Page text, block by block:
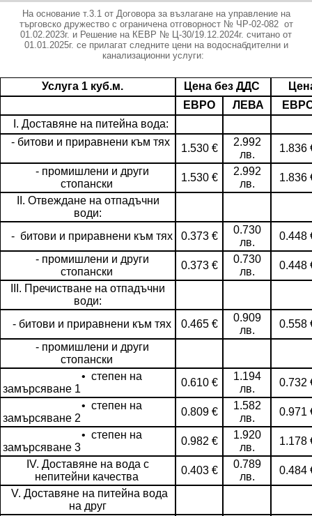
На основание т.3.1 от Договора за възлагане на управление на
търговско дружество с ограничена отговорност № ЧР-02-082 от
01.02.2023г. и Решение на КЕВР № Ц-30/19.12.2024г. считано от
01.01.2025г. се прилагат следните цени на водоснабдителни и
канализационни услуги:
Услуга 1 куб.м. Цена без ДДС
ЕВРО
ЛЕВА
I. Доставяне на питейна вода:
- битови и приравнени към тях
1.530 €
2.992
лв.
1.836
- промишлени и други
стопански
1.530 €
2.992
лв.
1.836
II. Отвеждане на отпадъчни
води:
- битови и приравнени към тях
0.373 €
0.730
лв.
0.448
- промишлени и други
стопански
0.373 €
0.730
лв.
0.448
III. Пречистване на отпадъчни
води:
- битови и приравнени към тях
0.465 €
0.909
лв.
0.558
- промишлени и други
стопански
• степен на
замърсяване 1
0.610 €
1.194
лв.
0.732
• степен на
замърсяване 2
0.809 €
1.582
лв.
0.971
• степен на
замърсяване 3
0.982 €
1.920
лв.
1.178
IV. Доставяне на вода с
непитейни качества
0.403 €
0.789
лв.
0.484
V. Доставяне на питейна вода
на друг